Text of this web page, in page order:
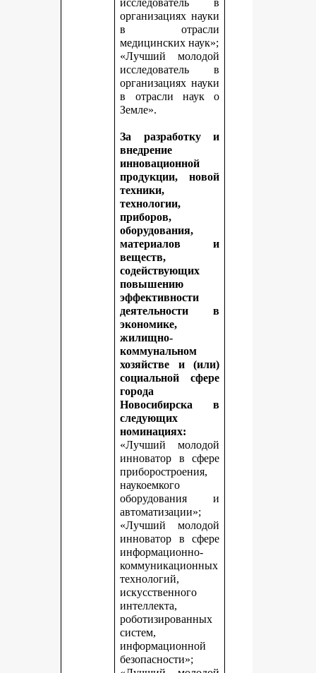
исследователь в
организациях науки
в отрасли
медицинских наук»;
«Лучший молодой
исследователь в
организациях науки
в отрасли наук о
Земле».
За разработку и
внедрение
инновационной
продукции, новой
техники,
технологии,
приборов,
оборудования,
материалов и
веществ,
содействующих
повышению
эффективности
деятельности в
экономике,
жилищно-
коммунальном
хозяйстве и (или)
социальной сфере
города
Новосибирска в
следующих
номинациях:
«Лучший молодой
инноватор в сфере
приборостроения,
наукоемкого
оборудования и
автоматизации»;
«Лучший молодой
инноватор в сфере
информационно-
коммуникационных
технологий,
искусственного
интеллекта,
роботизированных
систем,
информационной
безопасности»;